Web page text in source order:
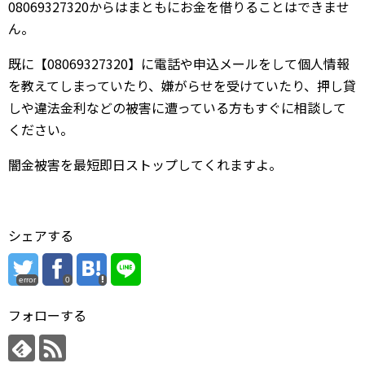
08069327320からはまともにお金を借りることはできませ
ん。
既に【08069327320】に電話や申込メールをして個人情報
を教えてしまっていたり、嫌がらせを受けていたり、押し貸
しや違法金利などの被害に遭っている方もすぐに相談して
ください。
闇金被害を最短即日ストップしてくれますよ。
シェアする
error 0
フォローする